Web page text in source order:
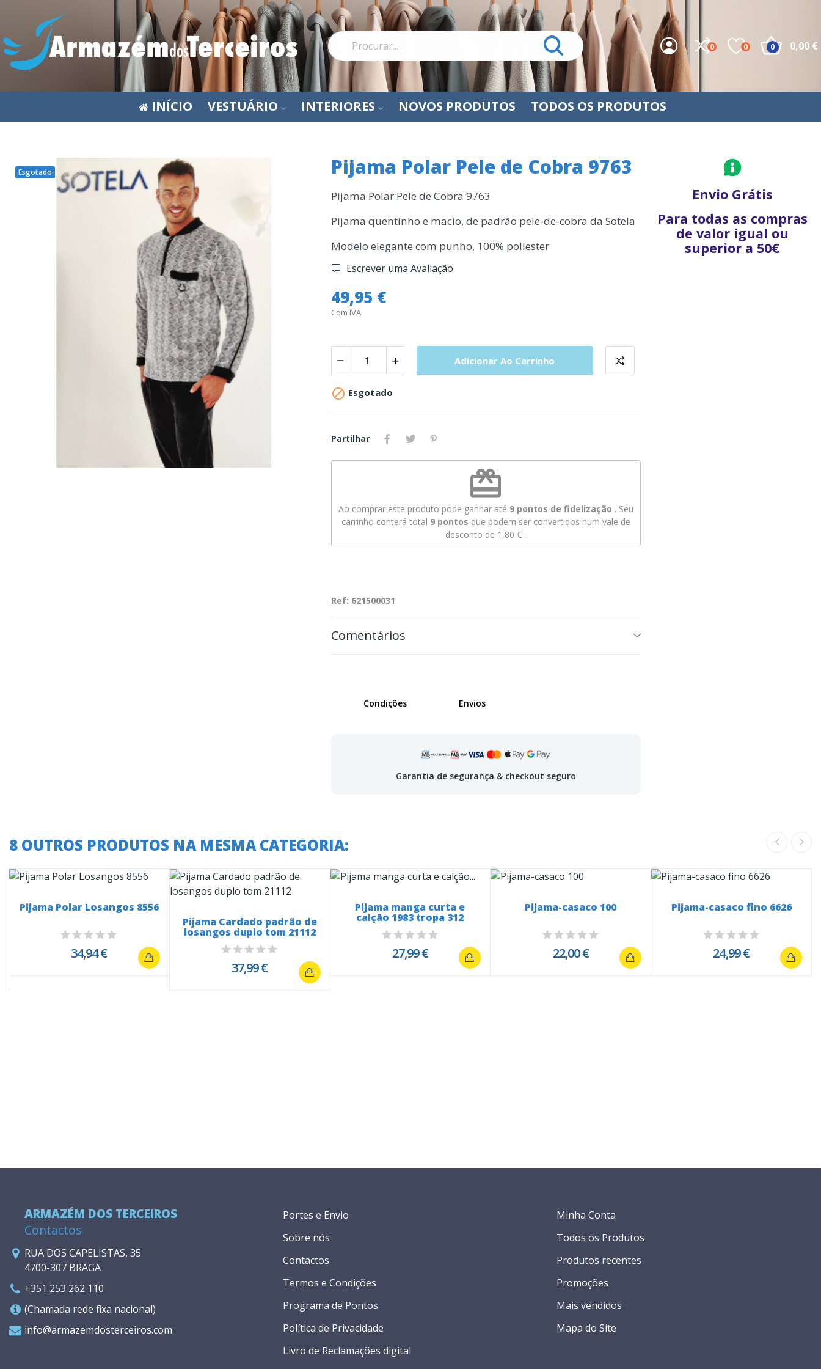
0 0 0,00 €
0
INÍCIO VESTUÁRIO INTERIORES NOVOS PRODUTOS TODOS OS PRODUTOS
Esgotado Pijama Polar Pele de Cobra 9763
Pijama Polar Pele de Cobra 9763
Pijama quentinho e macio, de padrão pele-de-cobra da Sotela
Modelo elegante com punho, 100% poliester
Escrever uma Avaliação
49,95 €
Com IVA
Adicionar Ao Carrinho
 Esgotado
Partilhar
redeem
Ao comprar este produto pode ganhar até 9pontos de fidelização . Seu
carrinho conterá total 9pontos que podem ser convertidos num vale de
desconto de 1,80 € .
Ref: 621500031
Comentários
Condições Envios
Garantia de segurança & checkout seguro
Envio Grátis
Para todas as compras
de valor igual ou
superior a 50€
8 OUTROS PRODUTOS NA MESMA CATEGORIA:
Pijama Polar Losangos 8556
34,94 €
Pijama Cardado padrão de
losangos duplo tom 21112
37,99 €
Pijama manga curta e
calção 1983 tropa 312
27,99 €
Pijama-casaco 100
22,00 €
Pijama-casaco fino 6626
24,99 €
ARMAZÉM DOS TERCEIROS
Contactos
RUA DOS CAPELISTAS, 35
4700-307 BRAGA
+351 253 262 110
(Chamada rede fixa nacional)
info@armazemdosterceiros.com
Portes e Envio
Sobre nós
Contactos
Termos e Condições
Programa de Pontos
Política de Privacidade
Livro de Reclamações digital
Minha Conta
Todos os Produtos
Produtos recentes
Promoções
Mais vendidos
Mapa do Site